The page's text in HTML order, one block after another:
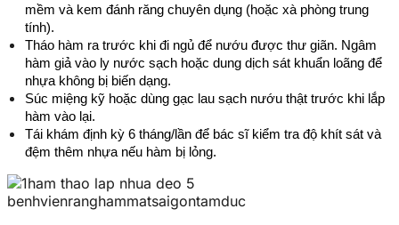
mềm và kem đánh răng chuyên dụng (hoặc xà phòng trung
tính).
Tháo hàm ra trước khi đi ngủ để nướu được thư giãn. Ngâm
hàm giả vào ly nước sạch hoặc dung dịch sát khuẩn loãng để
nhựa không bị biến dạng.
Súc miệng kỹ hoặc dùng gạc lau sạch nướu thật trước khi lắp
hàm vào lại.
Tái khám định kỳ 6 tháng/lần để bác sĩ kiểm tra độ khít sát và
đệm thêm nhựa nếu hàm bị lỏng.